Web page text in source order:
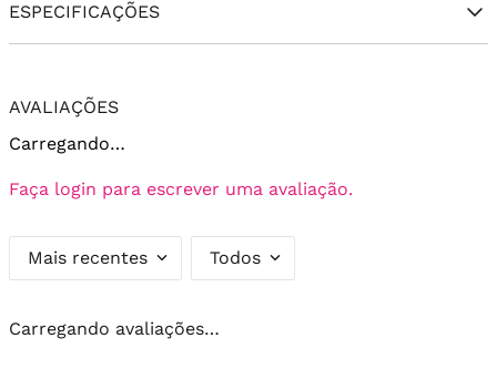
ESPECIFICAÇÕES
AVALIAÇÕES
Carregando…
Faça login para escrever uma avaliação.
Mais recentes Todos
Carregando avaliações…